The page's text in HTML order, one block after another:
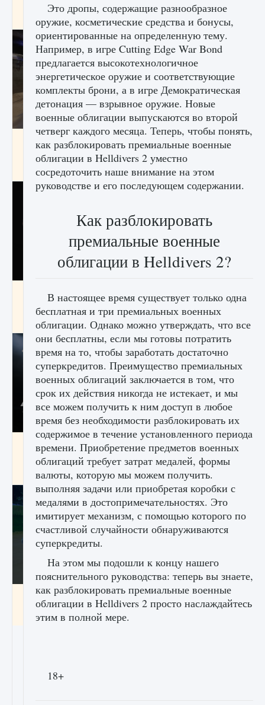
9 августа 2024 1 244
Как исправить неработающие награды For
Honor
9 августа 2024 1 205 0 0
Как разблокировать чертеж счастливого
оружия в MW3 и Warzone
9 августа 2024
Все новые функции Ultimate Team в EA FC
9 августа 2024 1 297 0 0
Как включить чат в Fortnite
Это дропы, содержащие разнообразное
оружие, косметические средства и бонусы,
ориентированные на определенную тему.
Например, в игре Cutting Edge War Bond
предлагается высокотехнологичное
энергетическое оружие и соответствующие
комплекты брони, а в игре Демократическая
детонация — взрывное оружие. Новые
военные облигации выпускаются во второй
четверг каждого месяца. Теперь, чтобы понять,
как разблокировать премиальные военные
облигации в Helldivers 2 уместно
сосредоточить наше внимание на этом
руководстве и его последующем содержании.
Как разблокировать
премиальные военные
облигации в Helldivers 2?
В настоящее время существует только одна
бесплатная и три премиальных военных
облигации. Однако можно утверждать, что все
они бесплатны, если мы готовы потратить
время на то, чтобы заработать достаточно
суперкредитов. Преимущество премиальных
военных облигаций заключается в том, что
срок их действия никогда не истекает, и мы
все можем получить к ним доступ в любое
время без необходимости разблокировать их
содержимое в течение установленного периода
времени. Приобретение предметов военных
облигаций требует затрат медалей, формы
валюты, которую мы можем получить.
выполняя задачи или приобретая коробки с
медалями в достопримечательностях. Это
имитирует механизм, с помощью которого по
счастливой случайности обнаруживаются
суперкредиты.
На этом мы подошли к концу нашего
пояснительного руководства: теперь вы знаете,
как разблокировать премиальные военные
облигации в Helldivers 2 просто наслаждайтесь
этим в полной мере.
18+